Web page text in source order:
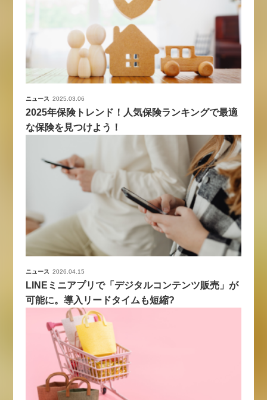
ニュース 2025.03.06
2025年保険トレンド！人気保険ランキングで最適
な保険を見つけよう！
ニュース 2026.04.15
LINEミニアプリで「デジタルコンテンツ販売」が
可能に。導入リードタイムも短縮?